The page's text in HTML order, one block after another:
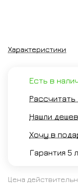
Характеристики
Есть в
Нашли
Хочу в
Гарантия 5
Цена